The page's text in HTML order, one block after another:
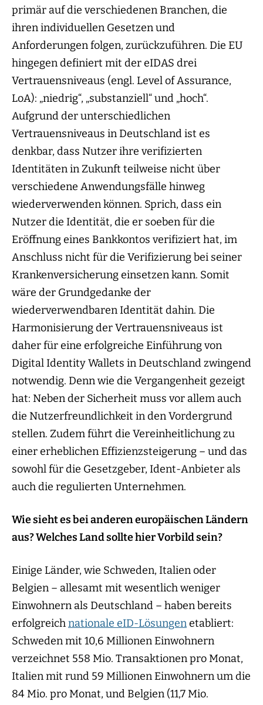
primär auf die verschiedenen Branchen, die
ihren individuellen Gesetzen und
Anforderungen folgen, zurückzuführen. Die EU
hingegen definiert mit der eIDAS drei
Vertrauensniveaus (engl. Level of Assurance,
LoA): „niedrig“, „substanziell“ und „hoch“.
Aufgrund der unterschiedlichen
Vertrauensniveaus in Deutschland ist es
denkbar, dass Nutzer ihre verifizierten
Identitäten in Zukunft teilweise nicht über
verschiedene Anwendungsfälle hinweg
wiederverwenden können. Sprich, dass ein
Nutzer die Identität, die er soeben für die
Eröffnung eines Bankkontos verifiziert hat, im
Anschluss nicht für die Verifizierung bei seiner
Krankenversicherung einsetzen kann. Somit
wäre der Grundgedanke der
wiederverwendbaren Identität dahin. Die
Harmonisierung der Vertrauensniveaus ist
daher für eine erfolgreiche Einführung von
Digital Identity Wallets in Deutschland zwingend
notwendig. Denn wie die Vergangenheit gezeigt
hat: Neben der Sicherheit muss vor allem auch
die Nutzerfreundlichkeit in den Vordergrund
stellen. Zudem führt die Vereinheitlichung zu
einer erheblichen Effizienzsteigerung – und das
sowohl für die Gesetzgeber, Ident-Anbieter als
auch die regulierten Unternehmen.
Wie sieht es bei anderen europäischen Ländern
aus? Welches Land sollte hier Vorbild sein?
Einige Länder, wie Schweden, Italien oder
Belgien – allesamt mit wesentlich weniger
Einwohnern als Deutschland – haben bereits
erfolgreichnationale eID-Lösungenetabliert:
Schweden mit 10,6 Millionen Einwohnern
verzeichnet 558 Mio. Transaktionen pro Monat,
Italien mit rund 59 Millionen Einwohnern um die
84 Mio. pro Monat, und Belgien (11,7 Mio.